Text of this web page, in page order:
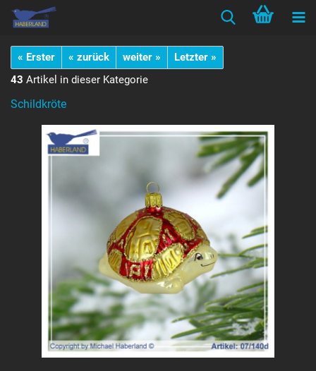
« Erster « zurück weiter »
Letzter »
43 Artikel in dieser Kategorie
Schildkröte